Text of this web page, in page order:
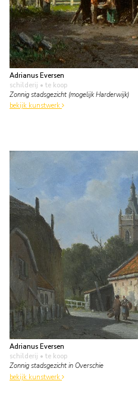
Adrianus Eversen
schilderij • te koop
Zonnig stadsgezicht (mogelijk Harderwijk)
bekijk kunstwerk
Adrianus Eversen
schilderij • te koop
Zonnig stadsgezicht in Overschie
bekijk kunstwerk